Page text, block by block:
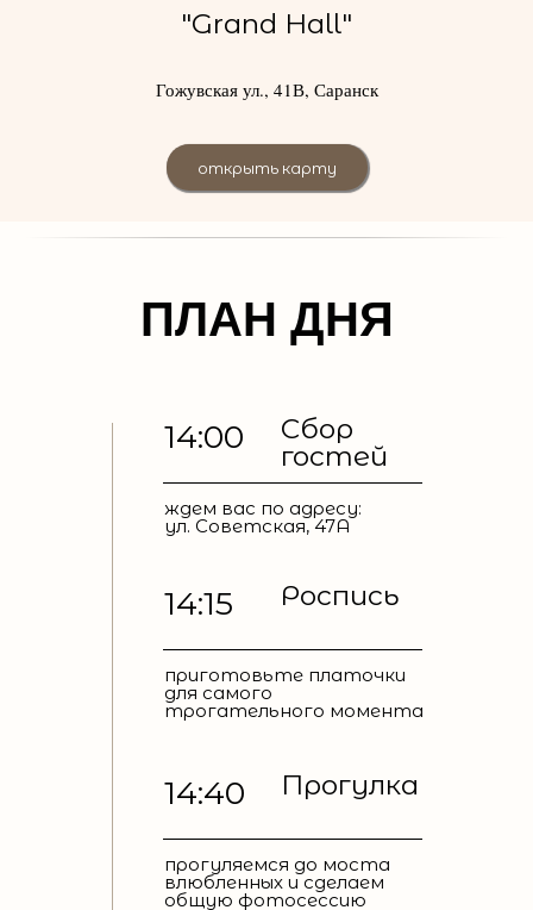
открыть карту
"Grand Hall"
Гожувская ул., 41В, Саранск
ПЛАН ДНЯ
14:00
Сбор
гостей
ждем вас по адресу:
ул. Советская, 47А
14:15 Роспись
приготовьте платочки
для самого
трогательного момента
14:40 Прогулка
прогуляемся до моста
влюбленных и сделаем
общую фотосессию